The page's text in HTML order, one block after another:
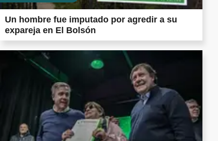
Un hombre fue imputado por agredir a su
expareja en El Bolsón